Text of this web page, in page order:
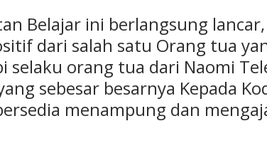
Belajar ini berlangsung
dari salah satu Orang tua
selaku orang tua dari Naomi
sebesar besarnya Kepada
menampung dan